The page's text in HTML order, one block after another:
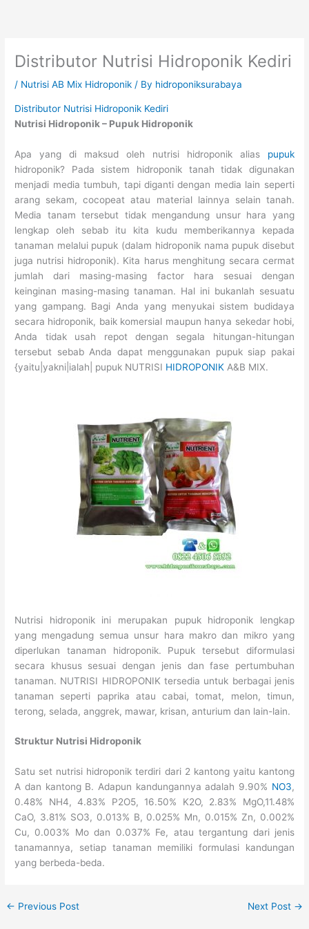
Distributor Nutrisi Hidroponik Kediri
/ Nutrisi AB Mix Hidroponik / By hidroponiksurabaya
Distributor Nutrisi Hidroponik Kediri
Nutrisi Hidroponik – Pupuk Hidroponik
Apa yang di maksud oleh nutrisi hidroponik alias pupuk
hidroponik? Pada sistem hidroponik tanah tidak digunakan
menjadi media tumbuh, tapi diganti dengan media lain seperti
arang sekam, cocopeat atau material lainnya selain tanah.
Media tanam tersebut tidak mengandung unsur hara yang
lengkap oleh sebab itu kita kudu memberikannya kepada
tanaman melalui pupuk (dalam hidroponik nama pupuk disebut
juga nutrisi hidroponik). Kita harus menghitung secara cermat
jumlah dari masing-masing factor hara sesuai dengan
keinginan masing-masing tanaman. Hal ini bukanlah sesuatu
yang gampang. Bagi Anda yang menyukai sistem budidaya
secara hidroponik, baik komersial maupun hanya sekedar hobi,
Anda tidak usah repot dengan segala hitungan-hitungan
tersebut sebab Anda dapat menggunakan pupuk siap pakai
{yaitu|yakni|ialah| pupuk NUTRISI HIDROPONIK A&B MIX.
Nutrisi hidroponik ini merupakan pupuk hidroponik lengkap
yang mengadung semua unsur hara makro dan mikro yang
diperlukan tanaman hidroponik. Pupuk tersebut diformulasi
secara khusus sesuai dengan jenis dan fase pertumbuhan
tanaman. NUTRISI HIDROPONIK tersedia untuk berbagai jenis
tanaman seperti paprika atau cabai, tomat, melon, timun,
terong, selada, anggrek, mawar, krisan, anturium dan lain-lain.
Struktur Nutrisi Hidroponik
Satu set nutrisi hidroponik terdiri dari 2 kantong yaitu kantong
A dan kantong B. Adapun kandungannya adalah 9.90% NO3,
0.48% NH4, 4.83% P2O5, 16.50% K2O, 2.83% MgO,11.48%
CaO, 3.81% SO3, 0.013% B, 0.025% Mn, 0.015% Zn, 0.002%
Cu, 0.003% Mo dan 0.037% Fe, atau tergantung dari jenis
tanamannya, setiap tanaman memiliki formulasi kandungan
yang berbeda-beda.
← Previous Post Next Post →